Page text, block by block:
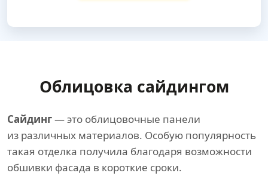
Облицовка сайдингом
Сайдинг— это облицовочные панели
из различных материалов. Особую популярность
такая отделка получила благодаря возможности
обшивки фасада в короткие сроки.